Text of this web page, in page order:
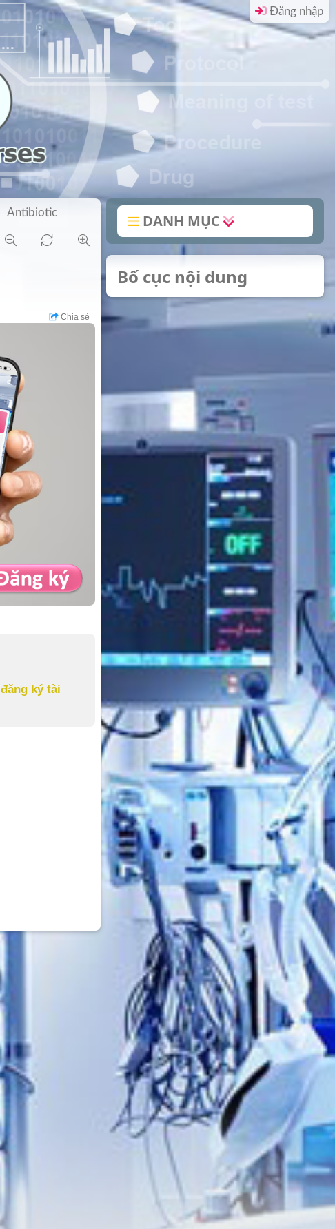
Đăng nhập
Antibiotic
Chia sẻ
đăng ký tài
DANH MỤC
Bố cục nội dung